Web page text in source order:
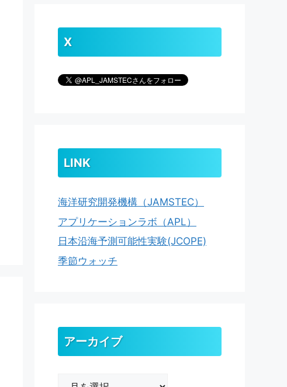
X
LINK
海洋研究開発機構（JAMSTEC）
アプリケーションラボ（APL）
日本沿海予測可能性実験(JCOPE)
季節ウォッチ
アーカイブ